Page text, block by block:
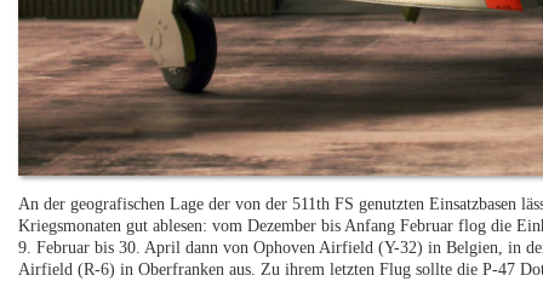
An der geografischen Lage der von der 511th FS genutzten Einsatzbasen
Kriegsmonaten gut ablesen: vom Dezember bis Anfang Februar flog die
9. Februar bis 30. April dann von Ophoven Airfield (Y-32) in Belgien, in
Airfield (R-6) in Oberfranken aus. Zu ihrem letzten Flug sollte die P-47